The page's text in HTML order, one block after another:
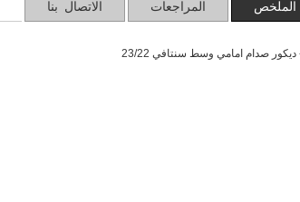
الملخص المراجعات الاتصال بنا